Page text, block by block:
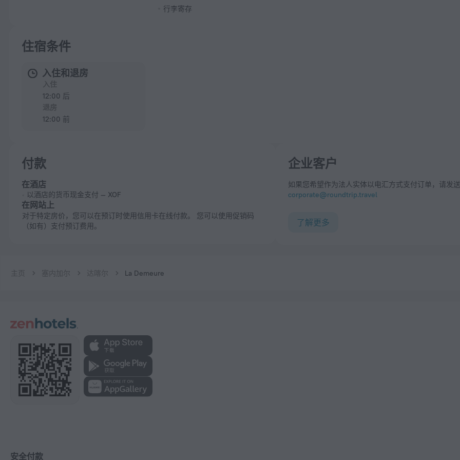
行李寄存
住宿条件
入住和退房
12:00 后
12:00 前
付款
在酒店
以酒店的货币现金支付 — XOF
在网站上
对于特定房价，您可以在预订时使用信用卡在线付款。 您可以使用促销码
（如有）支付预订费用。
企业客户
如果您希望作为法人实体以电汇方式支付订单，请发
corporate@roundtrip.travel
了解更多
主页 塞内加尔 达喀尔 La Demeure
安全付款